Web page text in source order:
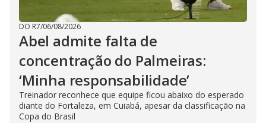
DO R7/06/08/2026
Abel admite falta de
concentração do Palmeiras:
‘Minha responsabilidade’
Treinador reconhece que equipe ficou abaixo do esperado
diante do Fortaleza, em Cuiabá, apesar da classificação na
Copa do Brasil